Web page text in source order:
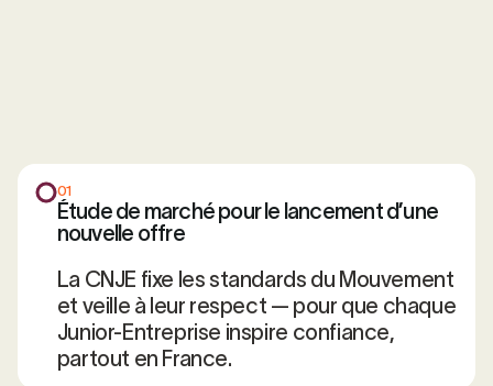
01
Étude de marché pour le lancement d’une
nouvelle offre
La CNJE fixe les standards du Mouvement
et veille à leur respect — pour que chaque
Junior-Entreprise inspire confiance,
partout en France.